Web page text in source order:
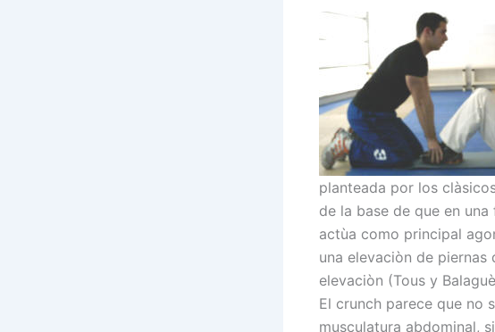
planteada por los
de la base de que en
actùa como principal
una elevaciòn de
elevaciòn (Tous y
El crunch parece que no
musculatura abdominal,